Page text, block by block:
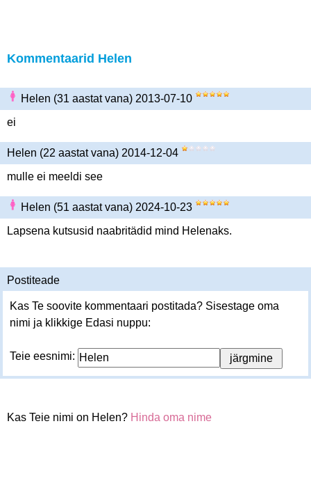
Kommentaarid Helen
Helen (31 aastat vana) 2013-07-10
ei
Helen (22 aastat vana) 2014-12-04
mulle ei meeldi see
Helen (51 aastat vana) 2024-10-23
Lapsena kutsusid naabritädid mind Helenaks.
Postiteade
Kas Te soovite kommentaari postitada? Sisestage oma
nimi ja klikkige Edasi nuppu:
Teie eesnimi:
Kas Teie nimi on Helen? Hinda oma nime